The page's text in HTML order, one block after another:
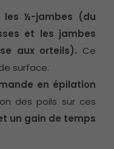
les ½-jambes (du
et les jambes
aux orteils). Ce
surface.
en épilation
des poils sur ces
un gain de temps